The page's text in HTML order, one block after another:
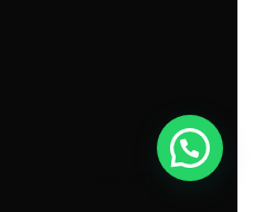
Powered byJoinchat